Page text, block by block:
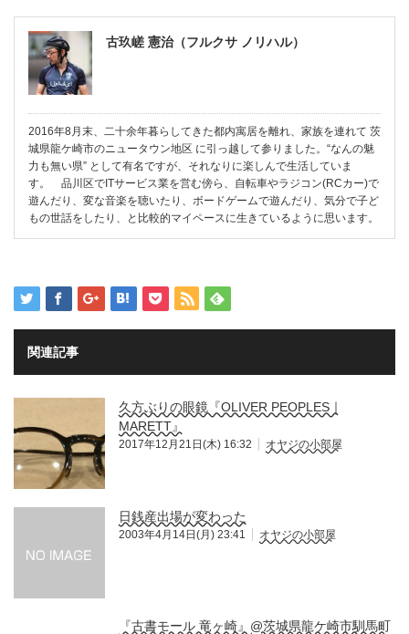
古玖嵯 憲治（フルクサ ノリハル）
2016年8月末、二十余年暮らしてきた都内寓居を離れ、家族を連れて 茨
城県龍ケ崎市のニュータウン地区 に引っ越して参りました。“なんの魅
力も無い県” として有名ですが、それなりに楽しんで生活していま
す。 品川区でITサービス業を営む傍ら、自転車やラジコン(RCカー)で
遊んだり、変な音楽を聴いたり、ボードゲームで遊んだり、気分で子ど
もの世話をしたり、と比較的マイペースに生きているように思います。
関連記事
久方ぶりの眼鏡『OLIVER PEOPLES｜
MARETT』
2017年12月21日(木) 16:32 オヤジの小部屋
日銭産出場が変わった
2003年4月14日(月) 23:41 オヤジの小部屋
『古書モール 竜ヶ崎』@茨城県龍ケ崎市馴馬町